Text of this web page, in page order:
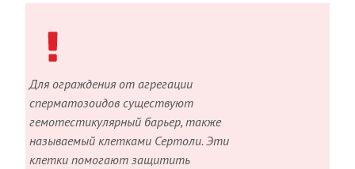
Для ограждения от агрегации
сперматозоидов существуют
гемотестикулярный барьер, также
называемый клетками Сертоли. Эти
клетки помогают защитить